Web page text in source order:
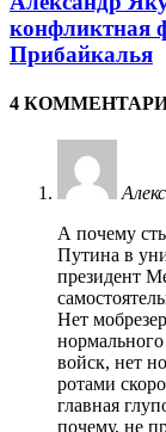
конфликтная
Прибайкалья
4
А почему
Путина в
президент
Нет
войск, нет
ротами
главная
почему, не